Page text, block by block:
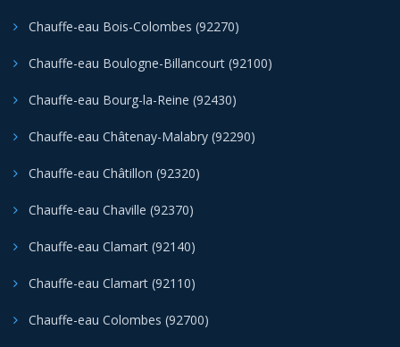
Chauffe-eau Bois-Colombes (92270)
Chauffe-eau Boulogne-Billancourt (92100)
Chauffe-eau Bourg-la-Reine (92430)
Chauffe-eau Châtenay-Malabry (92290)
Chauffe-eau Châtillon (92320)
Chauffe-eau Chaville (92370)
Chauffe-eau Clamart (92140)
Chauffe-eau Clamart (92110)
Chauffe-eau Colombes (92700)